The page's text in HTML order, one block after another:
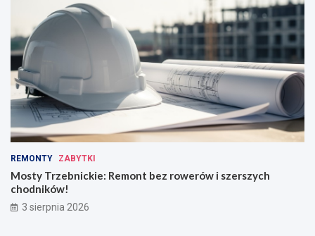
REMONTY ZABYTKI
Mosty Trzebnickie: Remont bez rowerów i szerszych
chodników!
3 sierpnia 2026